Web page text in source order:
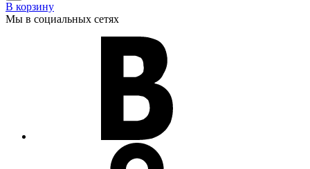
В корзину
Мы в социальных сетях